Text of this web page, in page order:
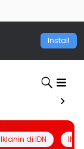
Install
Iklanin di IDN